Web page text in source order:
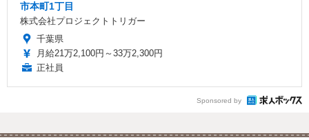
市本町1丁目
株式会社プロジェクトトリガー
千葉県
月給21万2,100円～33万2,300円
正社員
Sponsored by